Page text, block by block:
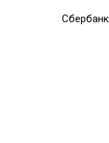
Сбербанк